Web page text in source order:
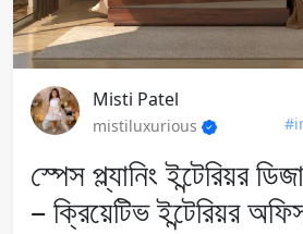
Misti Patel
mistiluxurious
স্পেস প্ল্যানিং ইন্টেরিয়র
– ক্রিয়েটিভ ইন্টেরিয়র